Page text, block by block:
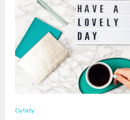
Cytaty